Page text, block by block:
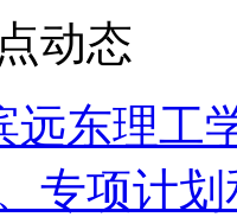
动态
远东理工
专项计